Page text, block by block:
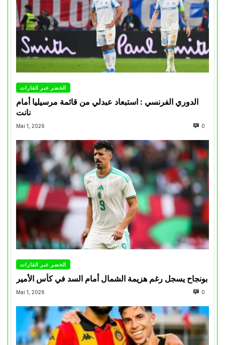
الخضر عبر القارات
الدوري الفرنسي : استبعاد عبدلي من قائمة مرسيليا أمام
نانت
Mai 1, 2026 0
الخضر عبر القارات
بونجاح يسجل رغم هزيمة الشمال أمام السد في كأس الأمير
Mai 1, 2026 0